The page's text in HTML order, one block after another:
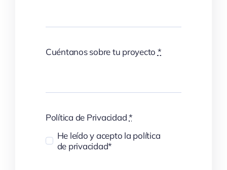
Cuéntanos sobre tu proyecto *
Política de Privacidad*
He leído y acepto la política
de privacidad*